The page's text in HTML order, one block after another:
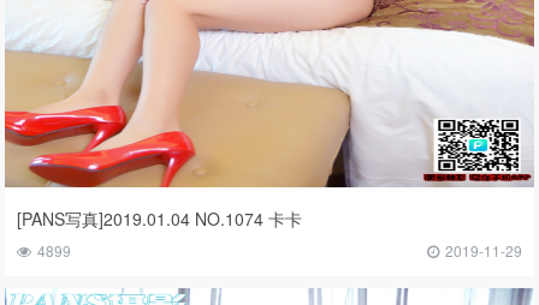
[PANS写真]2019.01.04 NO.1074 卡卡
4899 2019-11-29